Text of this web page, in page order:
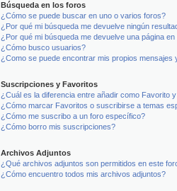
Búsqueda en los foros
¿Cómo se puede buscar en uno o varios foros?
¿Por qué mi búsqueda me devuelve ningún
¿Por qué mi búsqueda me devuelve una página en
¿Cómo busco usuarios?
¿Como se puede encontrar mis propios mensajes
Suscripciones y Favoritos
¿Cuál es la diferencia entre añadir como Favorito
¿Cómo marcar Favoritos o suscribirse a temas
¿Cómo me suscribo a un foro específico?
¿Cómo borro mis suscripciones?
Archivos Adjuntos
¿Qué archivos adjuntos son permitidos en este
¿Cómo encuentro todos mis archivos adjuntos?